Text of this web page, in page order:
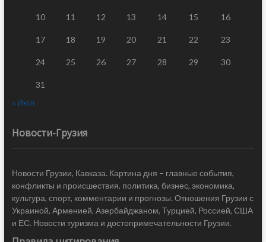
10 11 12 13 14 15 16
17 18 19 20 21 22 23
24 25 26 27 28 29 30
31
« Июл
Новости-Грузия
Новости Грузии, Кавказа. Картина дня – главные события,
конфликты и происшествия, политика, бизнес, экономика,
культура, спорт, комментарии и прогнозы. Отношения Грузии с
Украиной, Арменией, Азербайджаном, Турцией, Россией, США
и ЕС. Новости туризма и достопримечательности Грузии.